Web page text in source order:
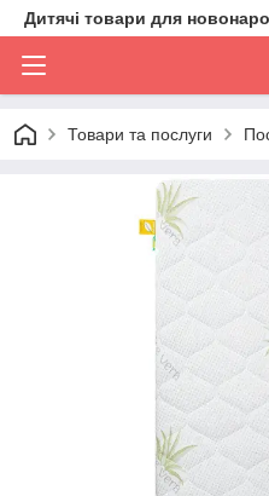
Дитячі товари для
Товари та послуги